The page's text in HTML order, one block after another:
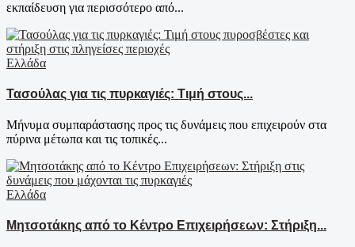
εκπαίδευση για περισσότερο από...
Ελλάδα
Τασούλας για τις πυρκαγιές: Τιμή στους...
Μήνυμα συμπαράστασης προς τις δυνάμεις που επιχειρούν στα
πύρινα μέτωπα και τις τοπικές...
Ελλάδα
Μητσοτάκης από το Κέντρο Επιχειρήσεων: Στήριξη...